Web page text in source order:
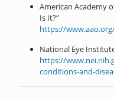
American Academy
Is It?”
https://
National Eye
https://
conditions-and-